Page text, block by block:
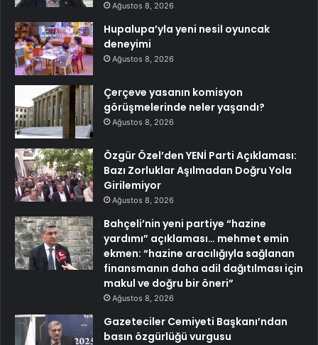
Ağustos 8, 2026
Hupalupa’yla yeni nesil oyuncak
deneyimi
Ağustos 8, 2026
Çerçeve yasanın komisyon
görüşmelerinde neler yaşandı?
Ağustos 8, 2026
Özgür Özel’den YENİ Parti Açıklaması:
Bazı Zorluklar Aşılmadan Doğru Yola
Girilemiyor
Ağustos 8, 2026
Bahçeli’nin yeni partiye “hazine
yardımı” açıklaması… mehmet emin
ekmen: “hazine aracılığıyla sağlanan
finansmanın daha adil dağıtılması için
makul ve doğru bir öneri”
Ağustos 8, 2026
Gazeteciler Cemiyeti Başkanı’ndan
basın özgürlüğü vurgusu